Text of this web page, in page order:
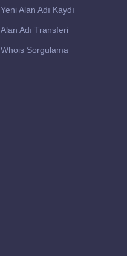
Yeni Alan Adı Kaydı
Alan Adı Transferi
Whois Sorgulama